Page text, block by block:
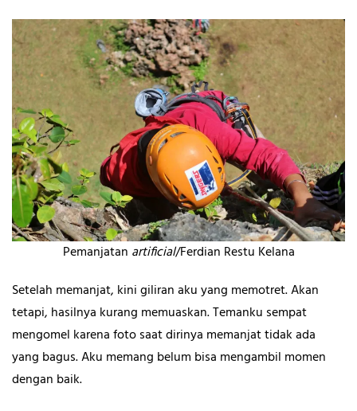
Pemanjatan artificial/Ferdian Restu Kelana
Setelah memanjat, kini giliran aku yang memotret. Akan
tetapi, hasilnya kurang memuaskan. Temanku sempat
mengomel karena foto saat dirinya memanjat tidak ada
yang bagus. Aku memang belum bisa mengambil momen
dengan baik.